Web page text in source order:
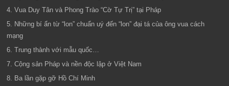
4. Vua Duy Tân và Phong Trào “Cờ Tự Trị” tại Pháp
5. Những bí ẩn từ “lon” chuẩn uý đến “lon” đại tá của ông vua cách
mạng
6. Trung thành với mẫu quốc…
7. Cộng sản Pháp và nền độc lập ở Việt Nam
8. Ba lần gặp gỡ Hồ Chí Minh